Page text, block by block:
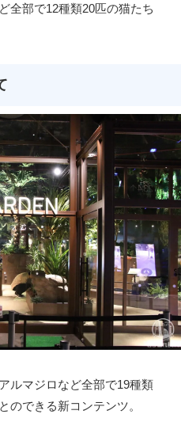
全部で12種類20匹の猫たち
ルマジロなど全部で19種類
のできる新コンテンツ。